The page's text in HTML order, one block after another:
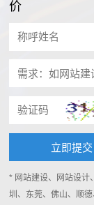
价
* 网站建设、网站设计
圳、东莞、佛山、顺